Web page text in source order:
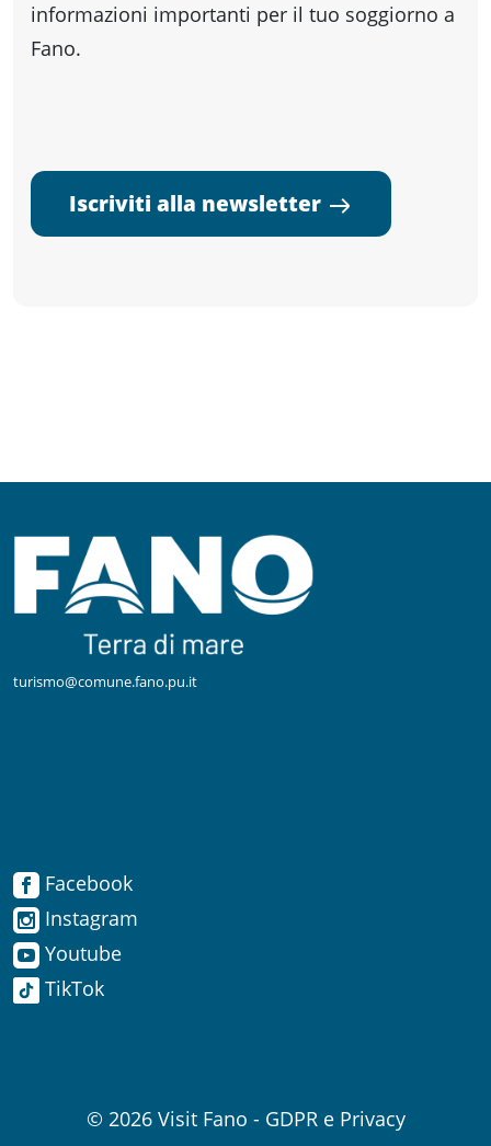
Instagram
Youtube
informazioni importanti per il tuo soggiorno a
Fano.
Iscriviti alla newsletter
turismo@comune.fano.pu.it
Facebook
Instagram
Youtube
TikTok
© 2026 Visit Fano - GDPR e Privacy